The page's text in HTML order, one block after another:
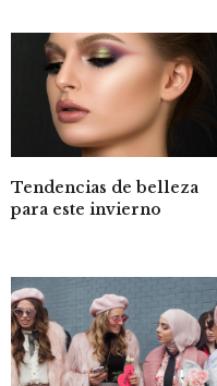
Tendencias de belleza
para este invierno